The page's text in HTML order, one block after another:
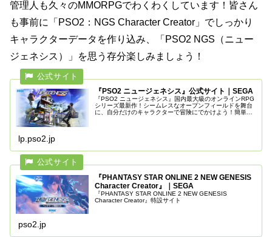
管理人も久々のMMORPGでわくわくしています！皆さん
も事前に「PSO2：NGS Character Creator」でしっかり
キャラクターデータを作り込み、「PSO2 NGS（ニュー
ジェネシス）」を思う存分楽しみましょう！
『PSO2 ニュージェネシス』公式サイト｜SEGA
『PSO2 ニュージェネシス』国内最大級のオンラインRPG
シリーズ最新作！シームレスなオープンフィールドを舞台
に、自分だけのキャラクターで冒険にでかけよう！簡単操
lp.pso2.jp
『PHANTASY STAR ONLINE 2 NEW GENESIS
Character Creator』｜SEGA
『PHANTASY STAR ONLINE 2 NEW GENESIS
Character Creator』特設サイト
pso2.jp